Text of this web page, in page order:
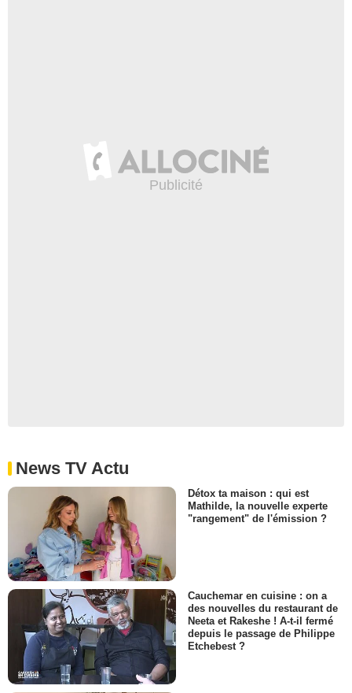
News TV Actu
Détox ta maison : qui est
Mathilde, la nouvelle experte
"rangement" de l'émission ?
Cauchemar en cuisine : on a
des nouvelles du restaurant de
Neeta et Rakeshe ! A-t-il fermé
depuis le passage de Philippe
Etchebest ?